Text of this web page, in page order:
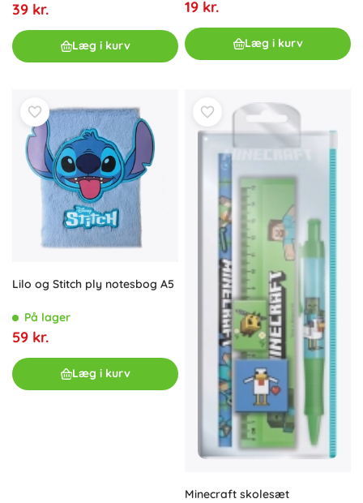
39 kr.
Læg i kurv
19 kr.
Læg i kurv
Lilo og Stitch ply notesbog A5
På lager
59 kr.
Læg i kurv
Minecraft skolesæt